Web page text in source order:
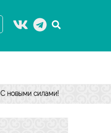
С новыми силами!